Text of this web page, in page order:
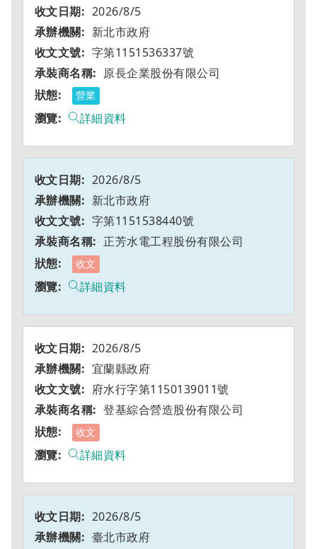
2026/8/5
新北市政府
字第1151536337號
原長企業股份有限公司
營業
詳細資料
2026/8/5
新北市政府
字第1151538440號
正芳水電工程股份有限公司
收文
詳細資料
2026/8/5
宜蘭縣政府
府水行字第1150139011號
登基綜合營造股份有限公司
收文
詳細資料
2026/8/5
臺北市政府